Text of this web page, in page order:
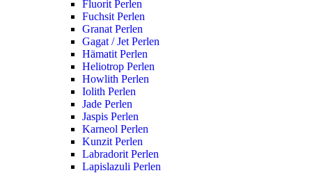
Fluorit Perlen
Fuchsit Perlen
Granat Perlen
Gagat / Jet Perlen
Hämatit Perlen
Heliotrop Perlen
Howlith Perlen
Iolith Perlen
Jade Perlen
Jaspis Perlen
Karneol Perlen
Kunzit Perlen
Labradorit Perlen
Lapislazuli Perlen